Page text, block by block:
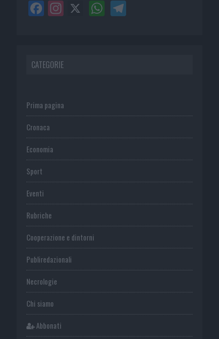
CATEGORIE
Prima pagina
Cronaca
Economia
Sport
Eventi
Rubriche
Cooperazione e dintorni
Publiredazionali
Necrologie
Chi siamo
Abbonati